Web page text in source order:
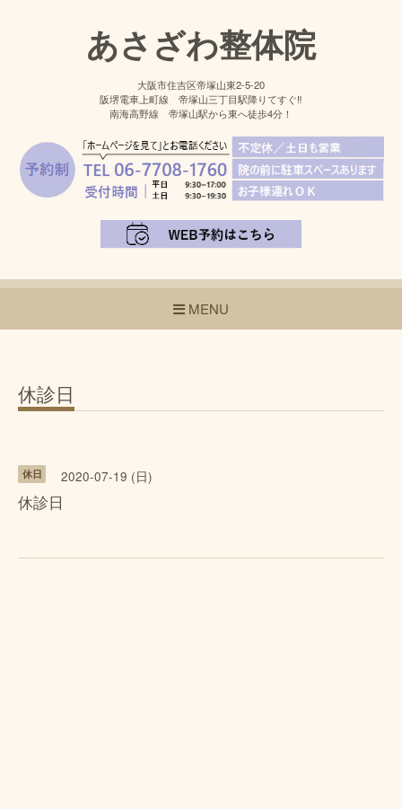
あさざわ整体院
大阪市住吉区帝塚山東2-5-20
阪堺電車上町線 帝塚山三丁目駅降りてすぐ‼
南海高野線 帝塚山駅から東へ徒歩4分！
MENU
休診日
休日 2020-07-19 (日)
休診日